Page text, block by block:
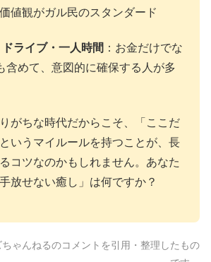
値観がガル民のスタンダード
ライブ・一人時間 ：お金だけでな
含めて、意図的に確保する人が多
がちな時代だからこそ、「ここだ
いうマイルールを持つことが、長
コツなのかもしれません。あなた
放せない癒し」は何ですか？
ゃんねるのコメントを引用・整理したもの